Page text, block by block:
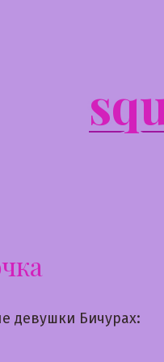
девушки Бичурах: